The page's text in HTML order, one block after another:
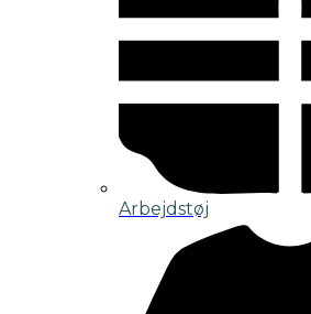
Arbejdstøj